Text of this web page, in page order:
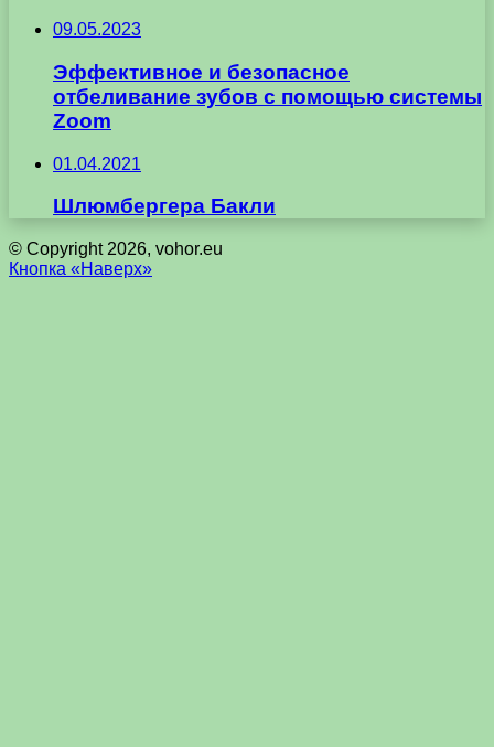
09.05.2023
Эффективное и безопасное
отбеливание зубов с помощью системы
Zoom
01.04.2021
Шлюмбергера Бакли
© Copyright 2026, vohor.eu
Кнопка «Наверх»